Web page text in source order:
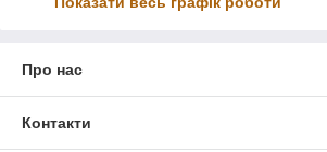
Про нас
Контакти